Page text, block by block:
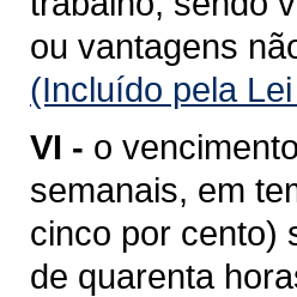
ou vantagens
(Incluído pela
VI - o
semanais, em
cinco por cento)
de quarenta